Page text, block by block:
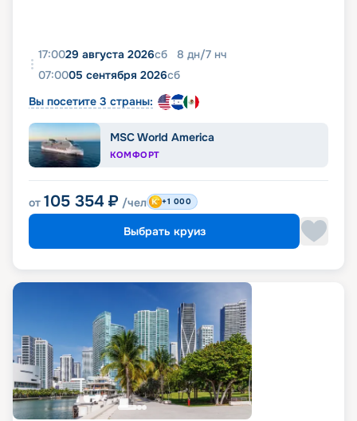
17:0029 августа 2026сб 8 дн/7 нч
07:0005 сентября 2026сб
Вы посетите 3 страны:
MSC World America
КОМФОРТ
от 105 354 ₽ /чел +1 000
Выбрать круиз